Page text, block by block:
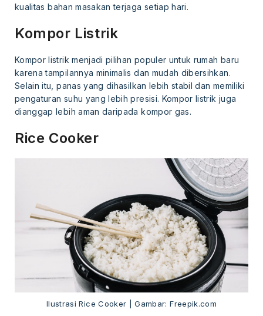
kualitas bahan masakan terjaga setiap hari.
Kompor Listrik
Kompor listrik menjadi pilihan populer untuk rumah baru
karena tampilannya minimalis dan mudah dibersihkan.
Selain itu, panas yang dihasilkan lebih stabil dan memiliki
pengaturan suhu yang lebih presisi. Kompor listrik juga
dianggap lebih aman daripada kompor gas.
Rice Cooker
Ilustrasi Rice Cooker | Gambar: Freepik.com